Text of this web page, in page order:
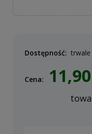
Dostępność:
Cena: